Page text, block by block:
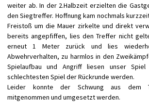
weiter ab. In der 2.Halbzeit erzielten die
den Siegtreffer. Hoffnung kam nochmals
Freistoß um die Mauer zirkelte und direkt
bereits angepfiffen, lies den Treffer nicht
erneut 1 Meter zurück und lies
Abwehrverhalten, zu harmlos in den
Spielaufbau und Angriff liesen unser
schlechtesten Spiel der Rückrunde werden.
Leider konnte der Schwung aus dem
mitgenommen und umgesetzt werden.